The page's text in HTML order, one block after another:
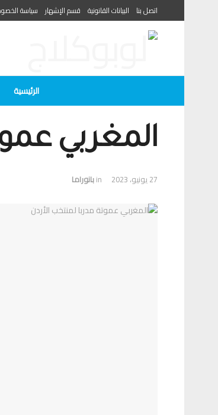
اتصل بنا البيانات القانونية قسم الإشهار سياسة
الرئيسية
المغربي
27 يونيو، 2023 inبانوراما